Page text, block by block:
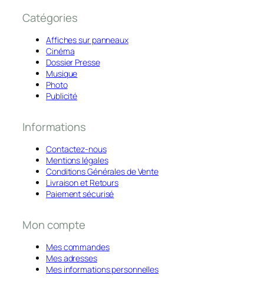
Catégories
Affiches sur panneaux
Cinéma
Dossier Presse
Musique
Photo
Publicité
Informations
Contactez-nous
Mentions légales
Conditions Générales de Vente
Livraison et Retours
Paiement sécurisé
Mon compte
Mes commandes
Mes adresses
Mes informations personnelles